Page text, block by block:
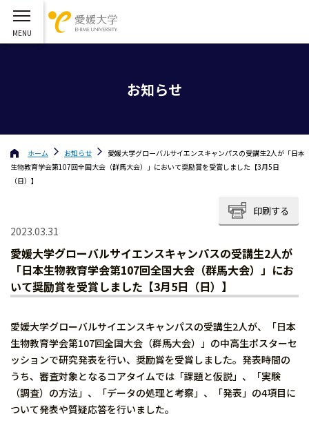
お知らせ
ホーム お知らせ
愛媛大学グローバルサイエンスキャンパスの受講生2人が「日本
生物教育学会第107回全国大会（群馬大会）」において奨励賞を受賞しました【3月5日
（日）】
印刷する
2023.03.31
愛媛大学グローバルサイエンスキャンパスの受講生2人が
「日本生物教育学会第107回全国大会（群馬大会）」にお
いて奨励賞を受賞しました【3月5日（日）】
愛媛大学グローバルサイエンスキャンパスの受講生2人が、「日本
生物教育学会第107回全国大会（群馬大会）」の中高生ポスターセ
ッションで研究発表を行い、奨励賞を受賞しました。発表時間の
うち、審査対象となるコアタイムでは「課題と仮説」、「実験
（調査）の方法」、「データの処理と考察」、「発表」の4項目に
ついて発表や質疑応答を行いました。